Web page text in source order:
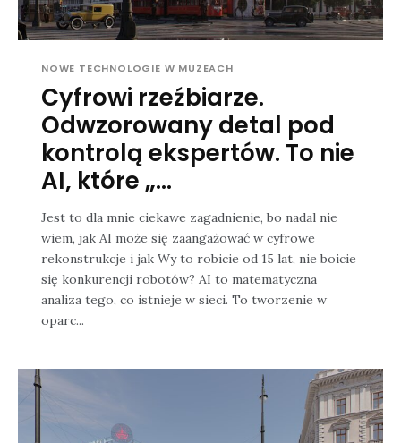
NOWE TECHNOLOGIE W MUZEACH
Cyfrowi rzeźbiarze.
Odwzorowany detal pod
kontrolą ekspertów. To nie
AI, które „...
Jest to dla mnie ciekawe zagadnienie, bo nadal nie
wiem, jak AI może się zaangażować w cyfrowe
rekonstrukcje i jak Wy to robicie od 15 lat, nie boicie
się konkurencji robotów? AI to matematyczna
analiza tego, co istnieje w sieci. To tworzenie w
oparc...